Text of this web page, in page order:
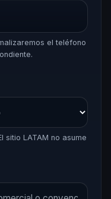
el teléfono
sitio LATAM no asume